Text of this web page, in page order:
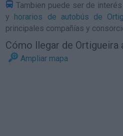
Tambien puede ser de
y horarios de autobús de
principales compañías y
Cómo llegar de Ortigueira
Ampliar mapa